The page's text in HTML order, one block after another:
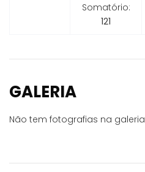
Somatório:
121
GALERIA
Não tem fotografias na galeria